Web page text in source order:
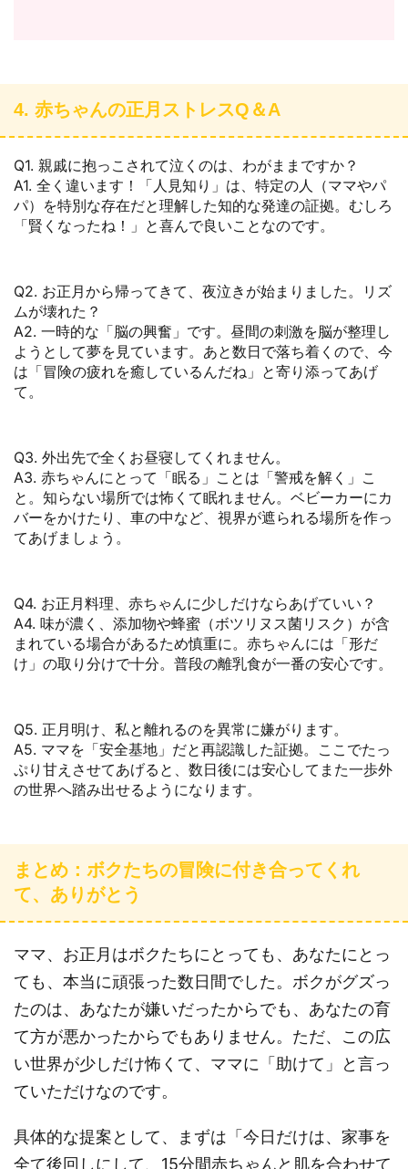
4. 赤ちゃんの正月ストレスQ＆A
Q1. 親戚に抱っこされて泣くのは、わがままですか？
A1. 全く違います！「人見知り」は、特定の人（ママやパ
パ）を特別な存在だと理解した知的な発達の証拠。むしろ
「賢くなったね！」と喜んで良いことなのです。
Q2. お正月から帰ってきて、夜泣きが始まりました。リズ
ムが壊れた？
A2. 一時的な「脳の興奮」です。昼間の刺激を脳が整理し
ようとして夢を見ています。あと数日で落ち着くので、今
は「冒険の疲れを癒しているんだね」と寄り添ってあげ
て。
Q3. 外出先で全くお昼寝してくれません。
A3. 赤ちゃんにとって「眠る」ことは「警戒を解く」こ
と。知らない場所では怖くて眠れません。ベビーカーにカ
バーをかけたり、車の中など、視界が遮られる場所を作っ
てあげましょう。
Q4. お正月料理、赤ちゃんに少しだけならあげていい？
A4. 味が濃く、添加物や蜂蜜（ボツリヌス菌リスク）が含
まれている場合があるため慎重に。赤ちゃんには「形だ
け」の取り分けで十分。普段の離乳食が一番の安心です。
Q5. 正月明け、私と離れるのを異常に嫌がります。
A5. ママを「安全基地」だと再認識した証拠。ここでたっ
ぷり甘えさせてあげると、数日後には安心してまた一歩外
の世界へ踏み出せるようになります。
まとめ：ボクたちの冒険に付き合ってくれ
て、ありがとう
ママ、お正月はボクたちにとっても、あなたにとっ
ても、本当に頑張った数日間でした。ボクがグズっ
たのは、あなたが嫌いだったからでも、あなたの育
て方が悪かったからでもありません。ただ、この広
い世界が少しだけ怖くて、ママに「助けて」と言っ
ていただけなのです。
具体的な提案として、まずは「今日だけは、家事を
全て後回しにして、15分間赤ちゃんと肌を合わせて